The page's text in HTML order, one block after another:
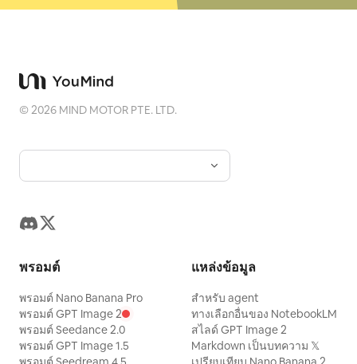
©2026 MIND MOTOR PTE. LTD.
พรอมต์
พรอมต์ Nano Banana Pro
พรอมต์ GPT Image 2
พรอมต์ Seedance 2.0
พรอมต์ GPT Image 1.5
แหล่งข้อมูล
สำหรับ agent
ทางเลือกอื่นของ NotebookLM
สไลด์ GPT Image 2
Markdown เป็นบทความ 𝕏